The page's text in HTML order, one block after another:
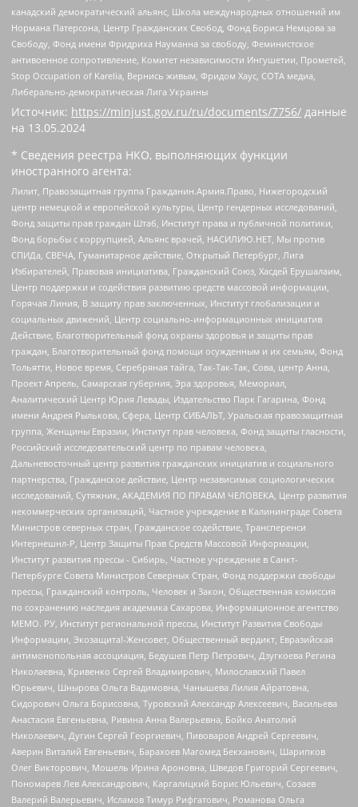
канадский демократический альянс, Школа международных отношений им
Нормана Патерсона, Центр Гражданских Свобод, Фонд Бориса Немцова за
Свободу, Фонд имени Фридриха Науманна за свободу, Феминистское
антивоенное сопротивление, Комитет независимости Ингушетии, Прометей,
Stop Occupation of Karelia, Вернись живым, Фридом Хаус, СОТА медиа,
Либерально-демократическая Лига Украины
Источник: https://minjust.gov.ru/ru/documents/7756/ данные
на 13.05.2024
* Сведения реестра НКО, выполняющих функции
иностранного агента:
Лилит, Правозащитная группа Гражданин.Армия.Право, Нижегородский
центр немецкой и европейской культуры, Центр гендерных исследований,
Фонд защиты прав граждан Штаб, Институт права и публичной политики,
Фонд борьбы с коррупцией, Альянс врачей, НАСИЛИЮ.НЕТ, Мы против
СПИДа, СВЕЧА, Гуманитарное действие, Открытый Петербург, Лига
Избирателей, Правовая инициатива, Гражданский Союз, Хасдей Ерушалаим,
Центр поддержки и содействия развитию средств массовой информации,
Горячая Линия, В защиту прав заключенных, Институт глобализации и
социальных движений, Центр социально-информационных инициатив
Действие, Благотворительный фонд охраны здоровья и защиты прав
граждан, Благотворительный фонд помощи осужденным и их семьям, Фонд
Тольятти, Новое время, Серебряная тайга, Так-Так-Так, Сова, центр Анна,
Проект Апрель, Самарская губерния, Эра здоровья, Мемориал,
Аналитический Центр Юрия Левады, Издательство Парк Гагарина, Фонд
имени Андрея Рылькова, Сфера, Центр СИБАЛЬТ, Уральская правозащитная
группа, Женщины Евразии, Институт прав человека, Фонд защиты гласности,
Российский исследовательский центр по правам человека,
Дальневосточный центр развития гражданских инициатив и социального
партнерства, Гражданское действие, Центр независимых социологических
исследований, Сутяжник, АКАДЕМИЯ ПО ПРАВАМ ЧЕЛОВЕКА, Центр развития
некоммерческих организаций, Частное учреждение в Калининграде Совета
Министров северных стран, Гражданское содействие, Трансперенси
Интернешнл-Р, Центр Защиты Прав Средств Массовой Информации,
Институт развития прессы - Сибирь, Частное учреждение в Санкт-
Петербурге Совета Министров Северных Стран, Фонд поддержки свободы
прессы, Гражданский контроль, Человек и Закон, Общественная комиссия
по сохранению наследия академика Сахарова, Информационное агентство
МЕМО. РУ, Институт региональной прессы, Институт Развития Свободы
Информации, Экозащита!-Женсовет, Общественный вердикт, Евразийская
антимонопольная ассоциация, Бедушев Петр Петрович, Дзугкоева Регина
Николаевна, Кривенко Сергей Владимирович, Милославский Павел
Юрьевич, Шнырова Ольга Вадимовна, Чанышева Лилия Айратовна,
Сидорович Ольга Борисовна, Туровский Александр Алексеевич, Васильева
Анастасия Евгеньевна, Ривина Анна Валерьевна, Бойко Анатолий
Николаевич, Дугин Сергей Георгиевич, Пивоваров Андрей Сергеевич,
Аверин Виталий Евгеньевич, Барахоев Магомед Бекханович, Шарипков
Олег Викторович, Мошель Ирина Ароновна, Шведов Григорий Сергеевич,
Пономарев Лев Александрович, Каргалицкий Борис Юльевич, Созаев
Валерий Валерьевич, Исламов Тимур Рифгатович, Романова Ольга